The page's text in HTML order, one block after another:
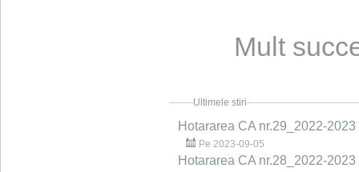
Mult
Ultimele stiri
Hotararea CA nr.29_2022-
Pe 2023-09-05
Hotararea CA nr.28_2022-